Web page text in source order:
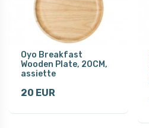
Oyo Breakfast
Wooden Plate, 20CM,
assiette
20 EUR